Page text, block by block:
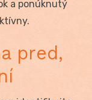
a ponúknutý
pred,